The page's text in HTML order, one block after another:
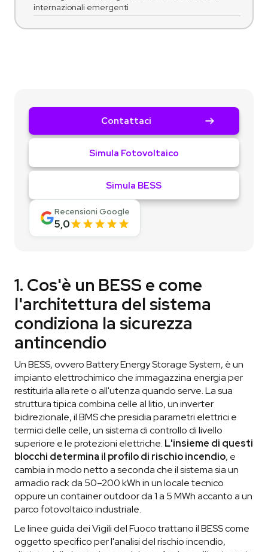
internazionali emergenti
Contattaci
Simula Fotovoltaico
Simula BESS
Recensioni Google
5,0
1. Cos'è un BESS e come
l'architettura del sistema
condiziona la sicurezza
antincendio
Un BESS, ovvero Battery Energy Storage System, è un
impianto elettrochimico che immagazzina energia per
restituirla alla rete o all'utenza quando serve. La sua
struttura tipica combina celle al litio, un inverter
bidirezionale, il BMS che presidia parametri elettrici e
termici delle celle, un sistema di controllo di livello
superiore e le protezioni elettriche. L'insieme di questi
blocchi determina il profilo di rischio incendio, e
cambia in modo netto a seconda che il sistema sia un
armadio rack da 50–200 kWh in un locale tecnico
oppure un container outdoor da 1 a 5 MWh accanto a un
parco fotovoltaico industriale.
Le linee guida dei Vigili del Fuoco trattano il BESS come
oggetto specifico per l'analisi del rischio incendio,